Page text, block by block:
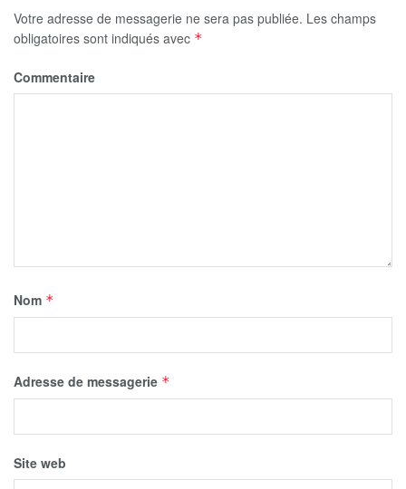
Votre adresse de messagerie ne sera pas publiée. Les champs
obligatoires sont indiqués avec *
Commentaire
Nom *
Adresse de messagerie *
Site web